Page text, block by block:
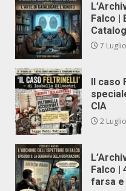
Falco |
7
Il caso
CIA
2
Falco |
farsa e